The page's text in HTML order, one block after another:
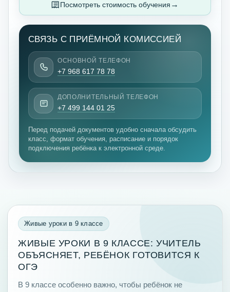
Посмотреть стоимость обучения
СВЯЗЬ С ПРИЁМНОЙ КОМИССИЕЙ
ОСНОВНОЙ ТЕЛЕФОН
+7 968 617 78 78
ДОПОЛНИТЕЛЬНЫЙ ТЕЛЕФОН
+7 499 144 01 25
Перед подачей документов удобно сначала обсудить
класс, формат обучения, расписание и порядок
подключения ребёнка к электронной среде.
Живые уроки в 9 классе
ЖИВЫЕ УРОКИ В 9 КЛАССЕ: УЧИТЕЛЬ
ОБЪЯСНЯЕТ, РЕБЁНОК ГОТОВИТСЯ К
ОГЭ
В 9 классе особенно важно, чтобы ребёнок не